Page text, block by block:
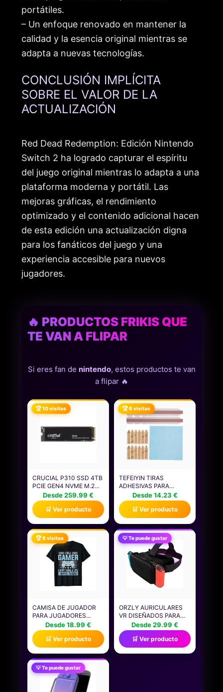
portátiles.
– Un enfoque renovado en mantener la
calidad y la esencia original mientras se
adapta a nuevas tecnologías.
CONCLUSIÓN IMPLÍCITA
SOBRE EL VALOR DE LA
ACTUALIZACIÓN
Red Dead Redemption: Edición Nintendo
Switch 2 ha logrado capturar el espíritu
del juego original mientras lo adapta a una
plataforma moderna y portátil. Las
mejoras gráficas, el rendimiento
optimizado y el contenido adicional hacen
de esta edición una actualización digna
para los fanáticos del juego y una
experiencia accesible para nuevos
jugadores.
🔥 PRODUCTOS FRIKIS QUE
TE VAN A FLIPAR
Si eres fan de nintendo, estos productos te van
a flipar 🔥
🏆 10 visitas
CRUCIAL P310 SSD 4TB
PCIE GEN4 NVME M.2
2280, DISCO INTERNO,
HASTA 7.100 MB/S,
COMPATIBLE CON
ORDENADOR PORTÁTIL
Y DE SOBREMESA &
CONSOLAS DE JUEGOS
PORTÁTILES -
CT4000P310SSD801
Desde 259.99 €
🛒 Ver producto
🏆 6 visitas
TEFEIYIN TIRAS
ADHESIVAS PARA
PANTALLA DE
PRIVACIDAD Y
PESTAÑAS DE SOPORTE
DESLIZANTE PARA
MONITORES DE
COMPUTADORA Y
PORTÁTILES, JUEGO DE
PESTAÑAS DE
REPUESTO PARA
MONITOR Y LAPTOP,
PROTECTOR DE
Desde 14.23 €
🛒 Ver producto
🏆 6 visitas
CAMISA DE JUGADOR
PARA JUGADORES
NIÑOS HOMBRES
VIDEOJUEGOS JUEGOS
CAMISETA
Desde 18.99 €
🛒 Ver producto
💡 Te puede gustar
ORZLY AURICULARES
VR DISEÑADOS PARA
CONSOLA NINTENDO
SWITCH & SWITCH
OLED CON LENTE
AJUSTABLE PARA UNA
EXPERIENCIA DE JUEGO
Desde 29.99 €
🛒 Ver producto
💡 Te puede gustar